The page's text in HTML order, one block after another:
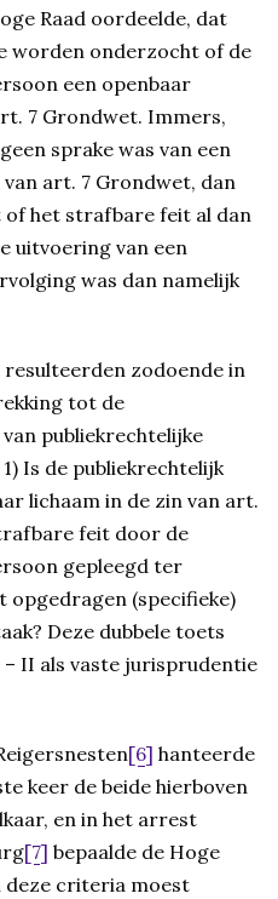
Raad oordeelde, dat
worden onderzocht of de
een openbaar
7 Grondwet. Immers,
sprake was van een
art. 7 Grondwet, dan
het strafbare feit al dan
uitvoering van een
was dan namelijk
zodoende in
tot de
publiekrechtelijke
Is de publiekrechtelijk
lichaam in de zin van art.
feit door de
gepleegd ter
opgedragen (specifieke)
Deze dubbele toets
II als vaste jurisprudentie
[6] hanteerde
keer de beide hierboven
en in het arrest
[7] bepaalde de Hoge
deze criteria moest